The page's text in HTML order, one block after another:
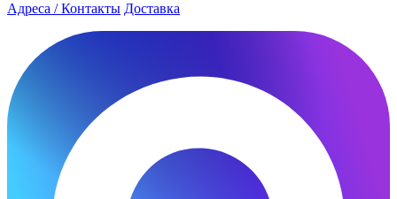
Адреса / Контакты Доставка